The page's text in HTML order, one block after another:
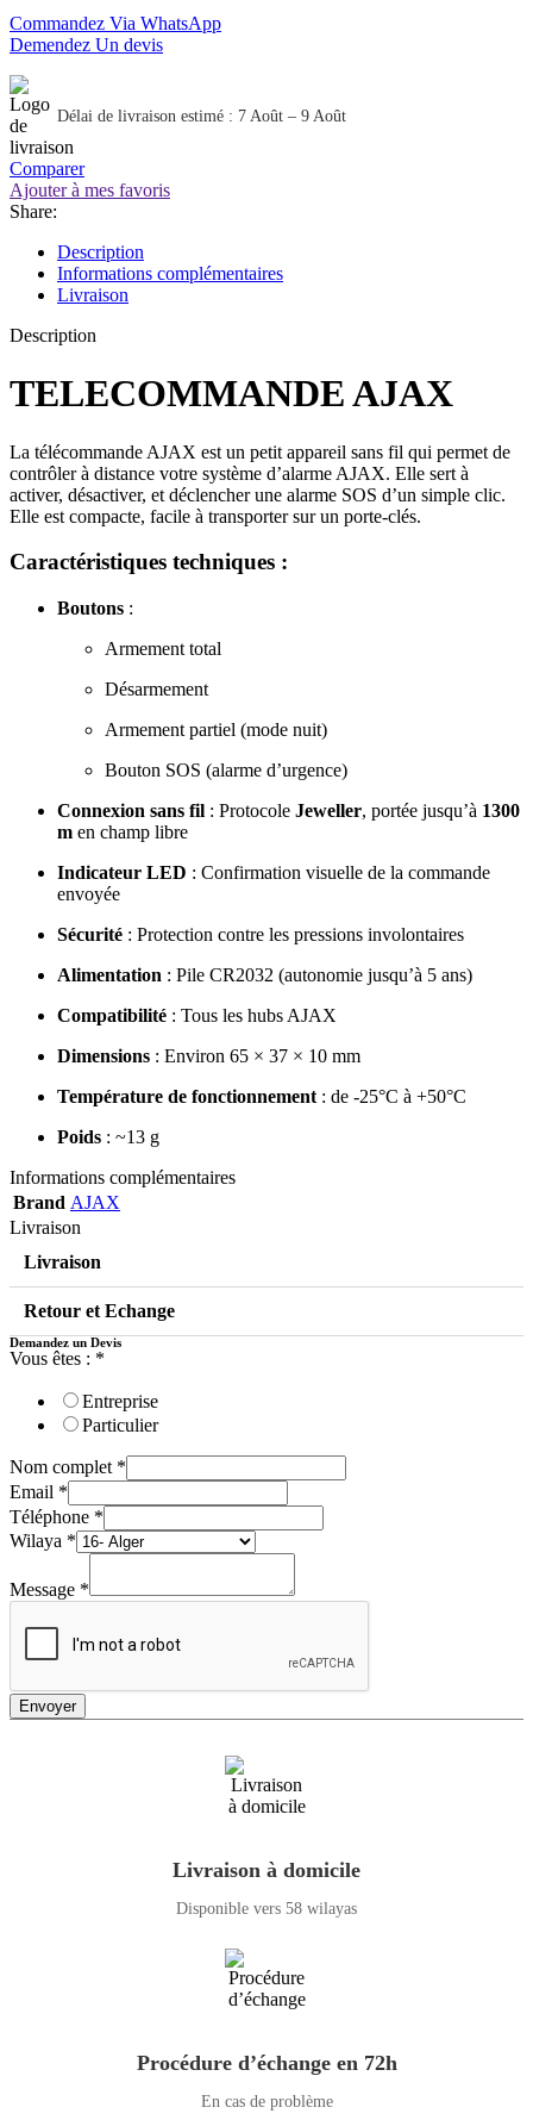
Commandez Via WhatsApp
Demendez Un devis
Délai de livraison estimé : 7 Août – 9 Août
Comparer
Ajouter à mes favoris
Share:
Description
Informations complémentaires
Livraison
Description
TELECOMMANDE AJAX
La télécommande AJAX est un petit appareil sans fil qui permet de
contrôler à distance votre système d’alarme AJAX. Elle sert à
activer, désactiver, et déclencher une alarme SOS d’un simple clic.
Elle est compacte, facile à transporter sur un porte-clés.
Caractéristiques techniques :
Boutons :
Armement total
Désarmement
Armement partiel (mode nuit)
Bouton SOS (alarme d’urgence)
Connexion sans fil : Protocole Jeweller, portée jusqu’à 1300
m en champ libre
Indicateur LED : Confirmation visuelle de la commande
envoyée
Sécurité : Protection contre les pressions involontaires
Alimentation : Pile CR2032 (autonomie jusqu’à 5 ans)
Compatibilité : Tous les hubs AJAX
Dimensions : Environ 65 × 37 × 10 mm
Température de fonctionnement : de -25°C à +50°C
Poids : ~13 g
Informations complémentaires
Brand AJAX
Livraison
Livraison
Retour et Echange
Demandez un Devis
Vous êtes : *
Entreprise
Particulier
Nom complet *
Email *
Téléphone *
Wilaya *
Message *
Envoyer
Livraison à domicile
Disponible vers 58 wilayas
Procédure d’échange en 72h
En cas de problème